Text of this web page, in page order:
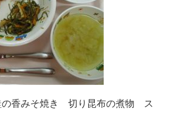
香みそ焼き 切り昆布の煮物 ス